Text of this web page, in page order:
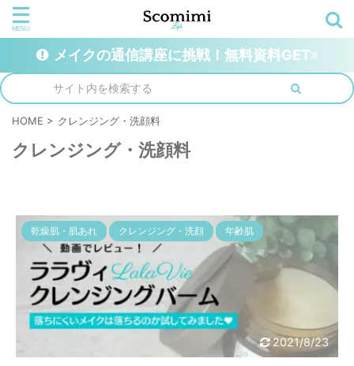
メイクの通信講座に挑戦！無料資料GET
HOME > クレンジング・洗顔料
クレンジング・洗顔料
2021/8/23
乾燥肌・肌あれ クレンジング・洗顔 年齢肌